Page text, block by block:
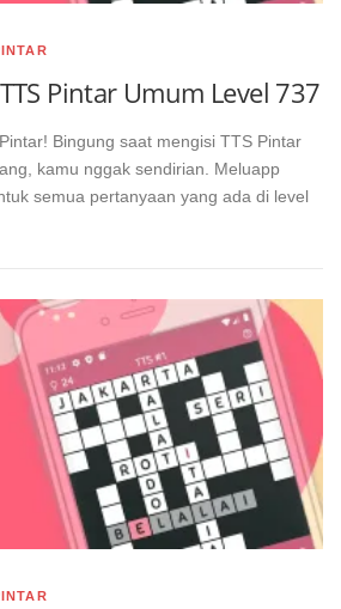
Pintar Umum Level 737
Bingung saat mengisi TTS Pintar
kamu nggak sendirian. Meluapp
semua pertanyaan yang ada di level